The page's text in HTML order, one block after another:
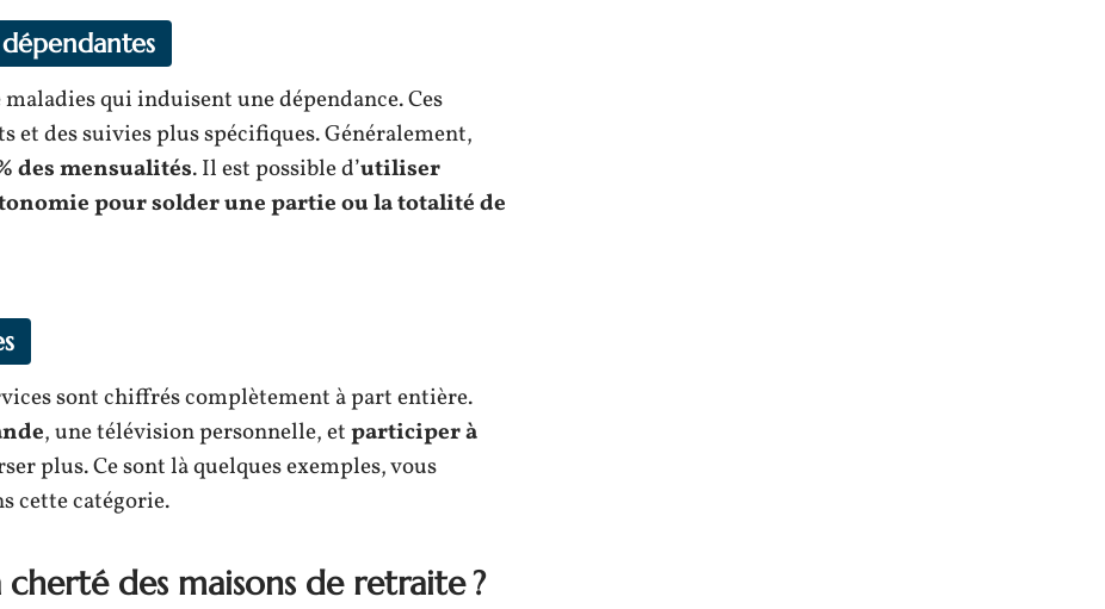
qui induisent une dépendance. Ces
des suivies plus spécifiques. Généralement,
des mensualités. Il est possible d’utiliser
pour solder une partie ou la totalité de
sont chiffrés complètement à part entière.
, une télévision personnelle, etparticiper à
plus. Ce sont là quelques exemples, vous
cette catégorie.
des maisons de retraite ?